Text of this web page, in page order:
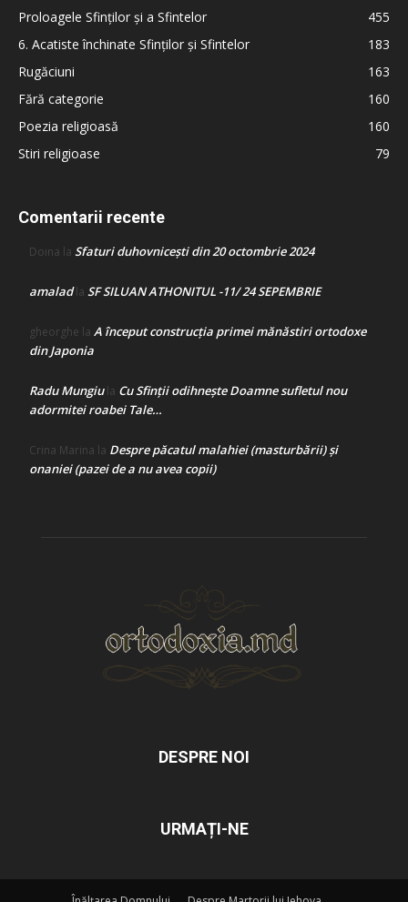
Proloagele Sfinților și a Sfintelor
455
6. Acatiste închinate Sfinților și Sfintelor
183
Rugăciuni
163
Fără categorie
160
Poezia religioasă
160
Stiri religioase
79
Comentarii recente
Doina la Sfaturi duhovnicești din 20 octombrie 2024
amaladla SF SILUAN ATHONITUL -11/ 24 SEPEMBRIE
gheorghe la A început construcţia primei mănăstiri ortodoxe
din Japonia
Radu Mungiula Cu Sfinții odihnește Doamne sufletul nou
adormitei roabei Tale…
Crina Marina la Despre păcatul malahiei (masturbării) şi
onaniei (pazei de a nu avea copii)
DESPRE NOI
URMAȚI-NE